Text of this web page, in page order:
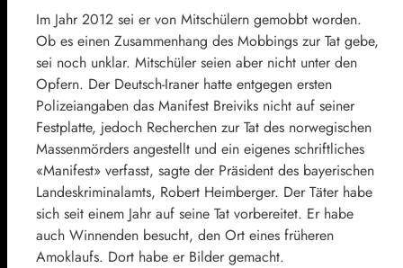
Im Jahr 2012 sei er von Mitschülern gemobbt worden.
Ob es einen Zusammenhang des Mobbings zur Tat gebe,
sei noch unklar. Mitschüler seien aber nicht unter den
Opfern. Der Deutsch-Iraner hatte entgegen ersten
Polizeiangaben das Manifest Breiviks nicht auf seiner
Festplatte, jedoch Recherchen zur Tat des norwegischen
Massenmörders angestellt und ein eigenes schriftliches
«Manifest» verfasst, sagte der Präsident des bayerischen
Landeskriminalamts, Robert Heimberger. Der Täter habe
sich seit einem Jahr auf seine Tat vorbereitet. Er habe
auch Winnenden besucht, den Ort eines früheren
Amoklaufs. Dort habe er Bilder gemacht.